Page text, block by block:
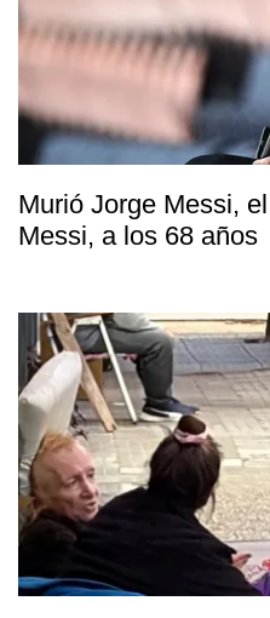
Murió Jorge Messi,
Messi, a los 68 años